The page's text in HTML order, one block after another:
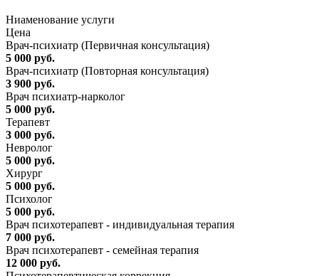
Ниaменование услуги
Цена
Врач-психиатр (Первичная консультация)
5 000 руб.
Врач-психиатр (Повторная консультация)
3 900 руб.
Врач психиатр-нарколог
5 000 руб.
Терапевт
3 000 руб.
Невролог
5 000 руб.
Хирург
5 000 руб.
Психолог
5 000 руб.
Врач психотерапевт - индивидуальная терапия
7 000 руб.
Врач психотерапевт - семейная терапия
12 000 руб.